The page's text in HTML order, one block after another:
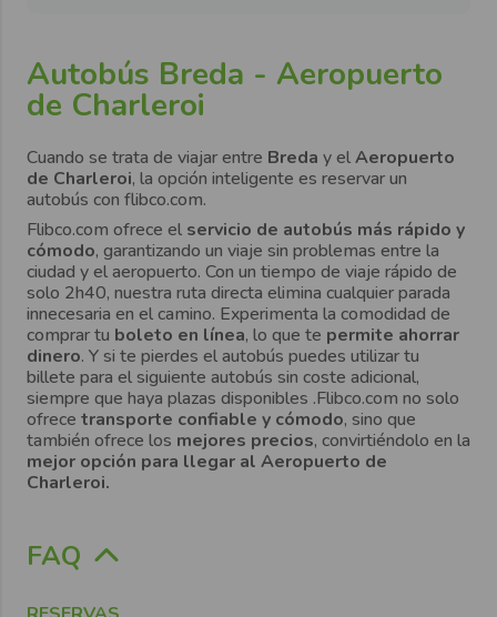
Autobús Breda - Aeropuerto
de Charleroi
Cuando se trata de viajar entre Breda y elAeropuerto
de Charleroi, la opción inteligente es reservar un
autobús con flibco.com.
Flibco.com ofrece el servicio de autobús más rápido y
cómodo, garantizando un viaje sin problemas entre la
ciudad y el aeropuerto. Con un tiempo de viaje rápido de
solo 2h40, nuestra ruta directa elimina cualquier parada
innecesaria en el camino. Experimenta la comodidad de
comprar tu boleto en línea, lo que te permite ahorrar
dinero. Y si te pierdes el autobús puedes utilizar tu
billete para el siguiente autobús sin coste adicional,
siempre que haya plazas disponibles .Flibco.com no solo
ofrece transporte confiable y cómodo, sino que
también ofrece los mejores precios, convirtiéndolo en la
mejor opción para llegar al Aeropuerto de
Charleroi.
FAQ